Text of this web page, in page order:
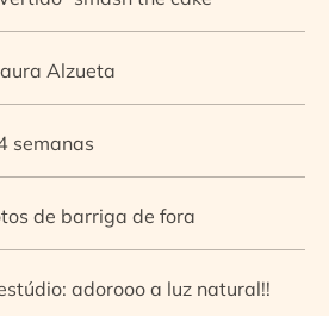
Alzueta
semanas
de barriga de fora
adorooo a luz natural!!